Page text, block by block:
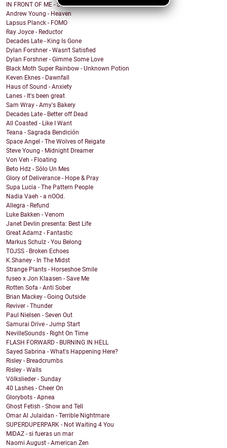
IN FRONT OF ME - Screen Maniac
Andrew Young - Heaven
Lapsus Planck - FOMO
Ray Joyce - Reductor
Decades Late - King Is Gone
Dylan Forshner - Wasn't Satisfied
Dylan Forshner - Gimme Some Love
Black Moth Super Rainbow - Unknown Potion
Keven Eknes - Dawnfall
Haus of Sound - Anxiety
Lanes - It's been great
Sam Wray - Amy's Bakery
Decades Late - Better off Dead
All Coasted - Like I Want
Teana - Sagrada Bendición
Space Angel - The Wolves of Reigate
Steve Young - Midnight Dreamer
Von Veh - Floating
Beto Hdz - Sólo Un Mes
Glory of Deliverance - Hope & Pray
Supa Lucia - The Pattern People
Nadia Vaeh - a nOOd.
Allegra - Refund
Luke Bakken - Venom
Janet Devlin presenta: Best Life
Great Adamz - Fantastic
Markus Schulz - You Belong
TOJSS - Broken Echoes
K.Shaney - In The Midst
Strange Plants - Horseshoe Smile
fuseo x Jon Klaasen - Save Me
Rotten Sofa - Anti Sober
Brian Mackey - Going Outside
Reviver - Thunder
Paul Nielsen - Seven Out
Samurai Drive - Jump Start
NevilleSounds - Right On Time
FLASH FORWARD - BURNING IN HELL
Sayed Sabrina - What's Happening Here?
Risley - Breadcrumbs
Risley - Walls
Völkslieder - Sunday
40 Lashes - Cheer On
Glorybots - Apnea
Ghost Fetish - Show and Tell
Omar Al Julaidan - Terrible Nightmare
SUPERDUPERPARK - Not Waiting 4 You
MIDAZ - si fueras un mar
Naomi August - American Zen